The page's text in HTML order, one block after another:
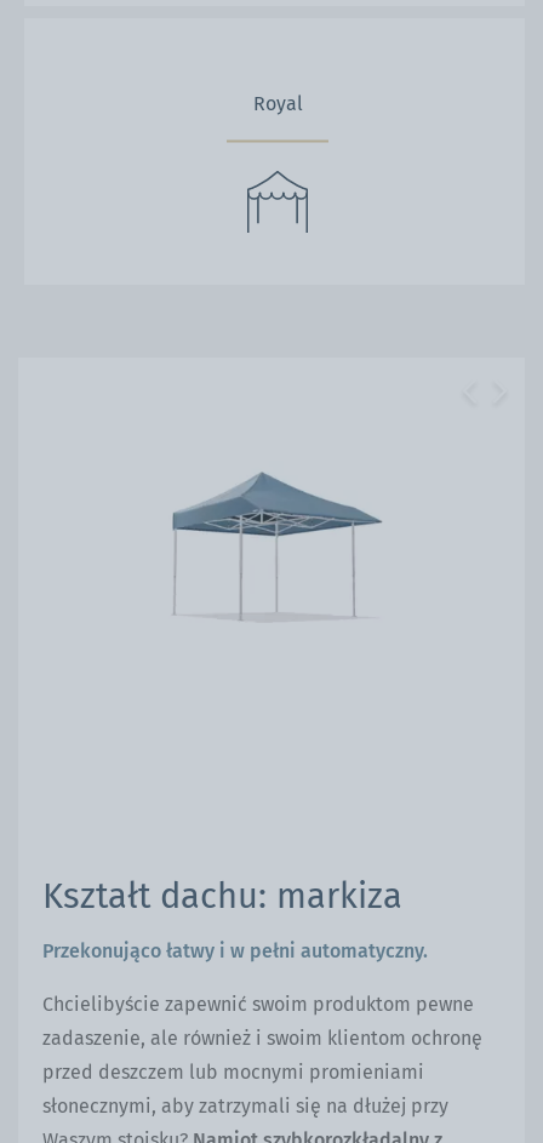
Royal
Kształt dachu: markiza
Przekonująco łatwy i w pełni automatyczny.
Chcielibyście zapewnić swoim produktom pewne
zadaszenie, ale również i swoim klientom ochronę
przed deszczem lub mocnymi promieniami
słonecznymi, aby zatrzymali się na dłużej przy